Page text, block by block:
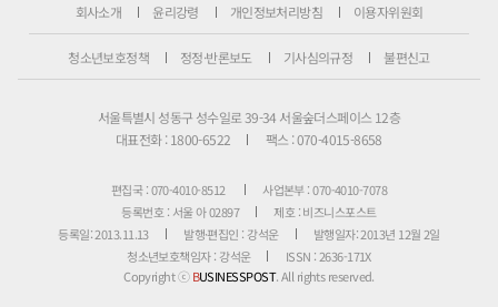
회사소개 윤리강령 개인정보처리방침 이용자위원회
청소년보호정책 정정·반론보도 기사심의규정 불편신고
서울특별시 성동구 성수일로 39-34 서울숲더스페이스 12층
대표전화 : 1800-6522
팩스 : 070-4015-8658
편집국 : 070-4010-8512
사업본부 : 070-4010-7078
등록번호 : 서울 아 02897
제호 : 비즈니스포스트
등록일: 2013.11.13
발행·편집인 : 강석운
발행일자: 2013년 12월 2일
청소년보호책임자 : 강석운
ISSN : 2636-171X
Copyright ⓒBUSINESSPOST. All rights reserved.